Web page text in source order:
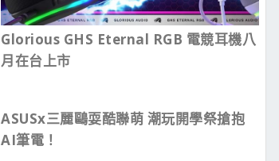
Glorious GHS Eternal RGB 電競耳機八
月在台上市
ASUSx三麗鷗耍酷聯萌 潮玩開學祭搶抱
AI筆電！